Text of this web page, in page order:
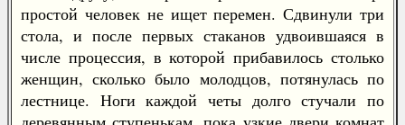
простой человек не ищет перемен. Сдвинули три
стола, и после первых стаканов удвоившаяся в
числе процессия, в которой прибавилось столько
женщин, сколько было молодцов, потянулась по
лестнице. Ноги каждой четы долго стучали по